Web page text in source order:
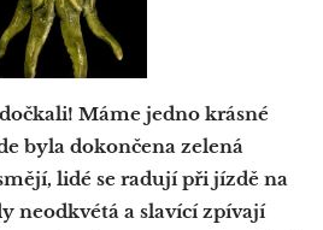
Máme jedno krásné
byla dokončena zelená
lidé se radují při jízdě na
neodkvétá a slavící zpívají